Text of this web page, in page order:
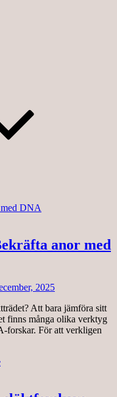
anor med
2025
Att bara jämföra sitt
finns många olika verktyg
forskar. För att verkligen